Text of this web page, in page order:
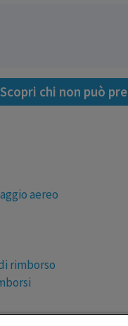
chi non può
aereo
rimborso